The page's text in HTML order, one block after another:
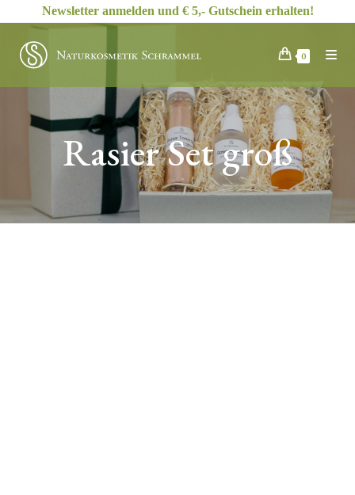
Inhalt
springen
Newsletter anmelden und € 5,- Gutschein erhalten!
0
Rasier Set groß